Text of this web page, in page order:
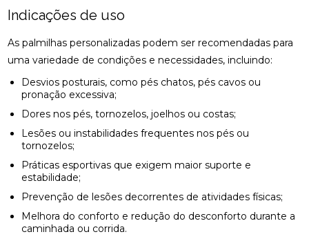
Indicações de uso
As palmilhas personalizadas podem ser recomendadas para
uma variedade de condições e necessidades, incluindo:
Desvios posturais, como pés chatos, pés cavos ou
pronação excessiva;
Dores nos pés, tornozelos, joelhos ou costas;
Lesões ou instabilidades frequentes nos pés ou
tornozelos;
Práticas esportivas que exigem maior suporte e
estabilidade;
Prevenção de lesões decorrentes de atividades físicas;
Melhora do conforto e redução do desconforto durante a
caminhada ou corrida.
COMO A QUIROPRAXIA PODE AJUDAR NO
TRATAMENTO DA ESCOLIOSE
COMO A QUIROPRAXIA PODE ALIVIAR DORES NO
JOELHO
COMO AS PALMILHAS AJUDAM NO SEU
TRATAMENTO?
COMO AS PALMILHAS PARA JOANETE PODEM
MELHORAR SEU CONFORTO
COMO ENCONTRAR QUIROPRAXIA PERTO DE VOCÊ
COMO ENCONTRAR UM ACUPUNTURISTA
QUALIFICADO